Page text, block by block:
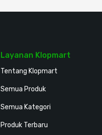
Layanan Klopmart
Tentang Klopmart
Semua Produk
Semua Kategori
Produk Terbaru